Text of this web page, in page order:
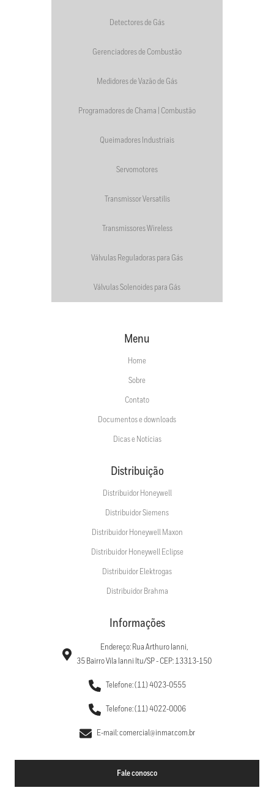
Detectores de Gás
Gerenciadores de Combustão
Medidores de Vazão de Gás
Programadores de Chama | Combustão
Queimadores Industriais
Servomotores
Transmissor Versatilis
Transmissores Wireless
Válvulas Reguladoras para Gás
Válvulas Solenoides para Gás
Menu
Home
Sobre
Contato
Documentos e downloads
Dicas e Notícias
Distribuição
Distribuidor Honeywell
Distribuidor Siemens
Distribuidor Honeywell Maxon
Distribuidor Honeywell Eclipse
Distribuidor Elektrogas
Distribuidor Brahma
Informações
Endereço: Rua Arthuro Ianni,
35 Bairro Vila Ianni Itu/SP - CEP: 13313-150
Telefone: (11) 4023-0555
Telefone: (11) 4022-0006
E-mail: comercial@inmar.com.br
Fale conosco